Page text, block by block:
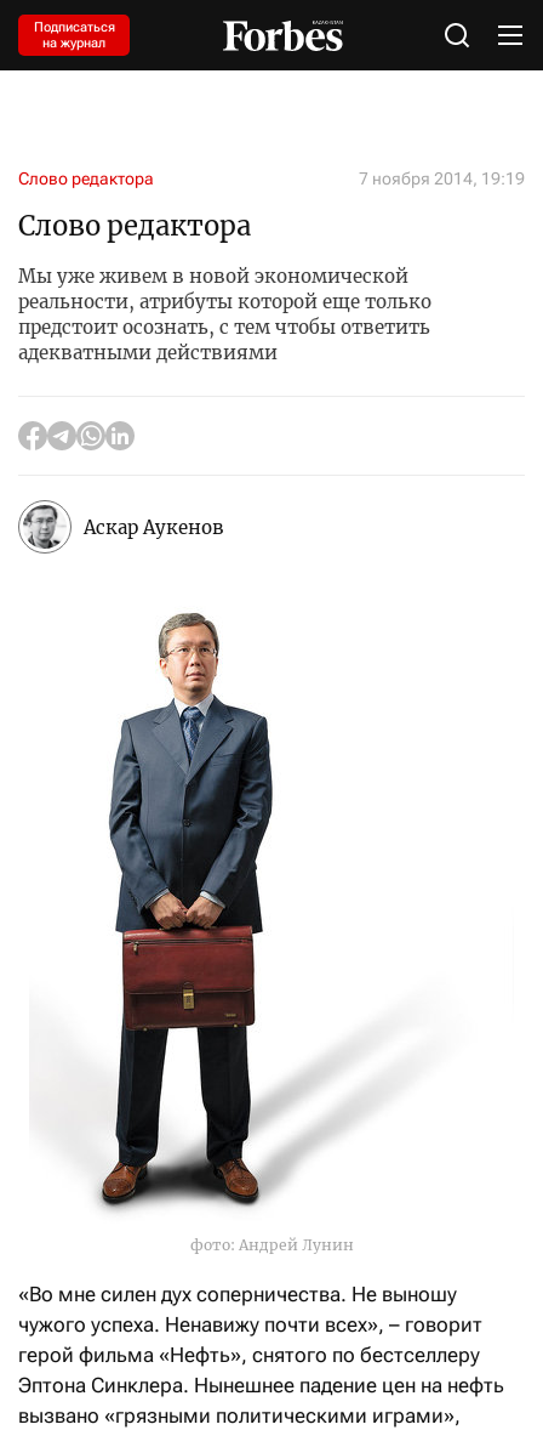
Подписаться
на журнал
Слово редактора 7 ноября 2014, 19:19
Слово редактора
Мы уже живем в новой экономической
реальности, атрибуты которой еще только
предстоит осознать, с тем чтобы ответить
адекватными действиями
Аскар Аукенов
фото: Андрей Лунин
«Во мне силен дух соперничества. Не выношу
чужого успеха. Ненавижу почти всех», – говорит
герой фильма «Нефть», снятого по бестселлеру
Эптона Синклера. Нынешнее падение цен на нефть
вызвано «грязными политическими играми»,